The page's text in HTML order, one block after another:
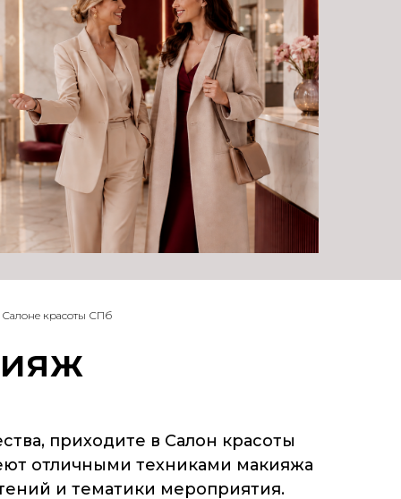
Салоне красоты СПб
приходите в Салон красоты
отличными техниками макияжа
и тематики мероприятия.